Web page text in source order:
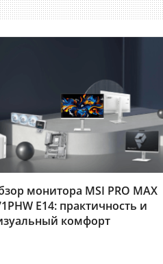
монитора MSI PRO MAX
E14: практичность и
комфорт